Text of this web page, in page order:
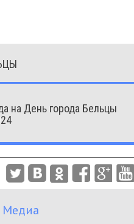
на День города Бельцы
Медиа